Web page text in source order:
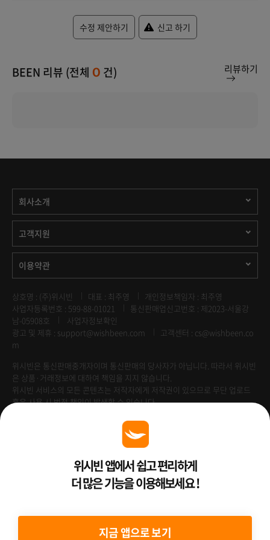
수정 제안하기 신고 하기
BEEN 리뷰 (전체 0 건) 리뷰하기
회사소개
고객지원
이용약관
상호명 : (주)위시빈 대표 : 최주영
개인정보책임자 : 최주영
사업자등록번호 : 599-88-01021
통신판매업신고번호 : 제2023-서울강
남-05908호
사업자정보확인
광고 및 제휴 : support@wishbeen.com
고객센터 : cs@wishbeen.co
m
위시빈은 통신판매중개자이며 통신판매의 당사자가 아닙니다. 따라서 위시빈
은 상품·거래정보에 대하여 책임을 지지 않습니다.
위시빈 서비스의 모든 콘텐츠는 저작자에게 저작권이 있으므로 무단 업로드
혹은 사용 시 법적 책임이 발생할 수 있습니다.
Venture Enterprise위시빈 앱에서 쉽고 편리하게
더 많은 기능을 이용해보세요 !
지금 앱으로 보기